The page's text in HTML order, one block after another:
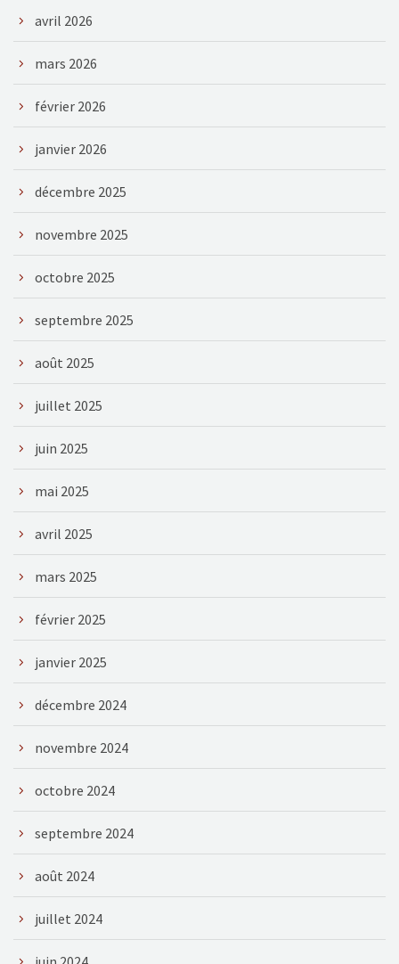
avril 2026
mars 2026
février 2026
janvier 2026
décembre 2025
novembre 2025
octobre 2025
septembre 2025
août 2025
juillet 2025
juin 2025
mai 2025
avril 2025
mars 2025
février 2025
janvier 2025
décembre 2024
novembre 2024
octobre 2024
septembre 2024
août 2024
juillet 2024